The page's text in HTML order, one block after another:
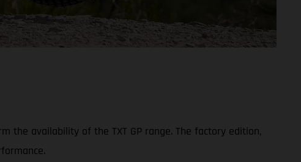
the availability of the TXT GP range. The factory edition,